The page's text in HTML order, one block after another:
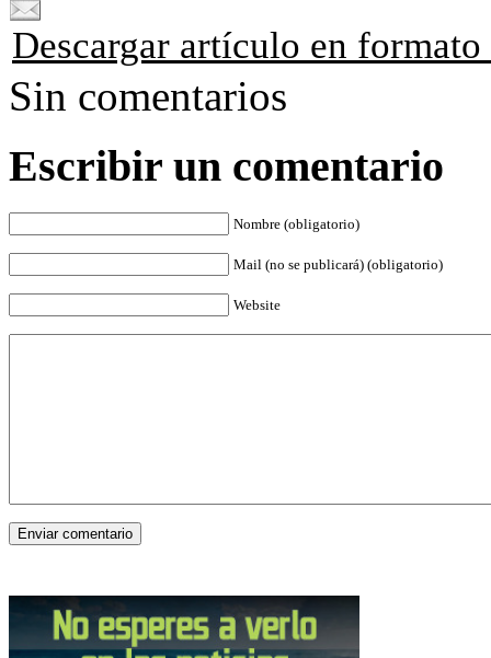
Descargar artículo en formato
Sin comentarios
Escribir un comentario
Nombre (obligatorio)
Mail (no se publicará) (obligatorio)
Website